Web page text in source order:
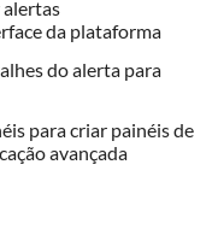
alertas
da plataforma
do alerta para
para criar painéis de
avançada